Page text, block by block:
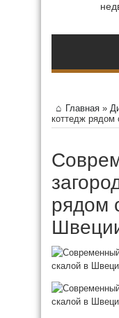
Главная »
коттедж рядом
рядом